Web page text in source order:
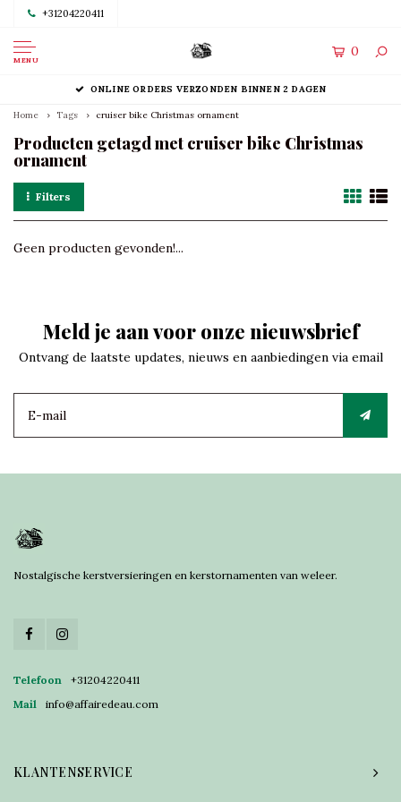
+31204220411
MENU
0
ONLINE ORDERS VERZONDEN BINNEN 2 DAGEN
Home Tags cruiser bike Christmas ornament
Producten getagd met cruiser bike Christmas
ornament
Filters
Geen producten gevonden!...
Meld je aan voor onze nieuwsbrief
Ontvang de laatste updates, nieuws en aanbiedingen via email
Nostalgische kerstversieringen en kerstornamenten van weleer.
Telefoon
+31204220411
Mail
info@affairedeau.com
KLANTENSERVICE